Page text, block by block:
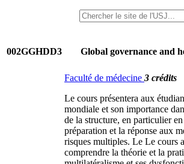
002GGHDD3 Global governance and
Faculté de médecine 3 crédits
Le cours présentera aux
mondiale et son importance
de la structure, en particulier
préparation et la réponse aux
risques multiples. Le Le cours
comprendre la théorie et la